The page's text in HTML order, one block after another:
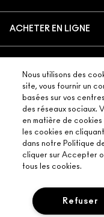
L’ART DU MAQUILLAGE
UNE BEAUTÉ
RECRUTEMENT
ADHÉSION MAC PRO
TEST SUR LES ANIMAUX
ACHETER EN LIGNE
RECEVOIR NOS E-MAILS
PROMOTIONS
SUIVRE MA COMMANDE
CONTACTER LE
FAQ
RETOURS ET ÉCHANGES
LIVRAISON
CHATTER AVEC NOUS
FAQ M·A·C LOVER
VOTRE BOUTIQUE
TROUVER UNE
SERVICES DE
RÉSERVER UN SERVICE
CONFIDENTIALITÉ
POLITIQUE DE
CONDITIONS
CONDITIONS DE VENTE
CONTREFAÇON DE
Nous utilisons des
site, vous fournir un
basées sur vos
des réseaux sociaux.
en matière de
les cookies en
dans notre Politique
cliquer sur Accepter
tous les cookies.
Refuser